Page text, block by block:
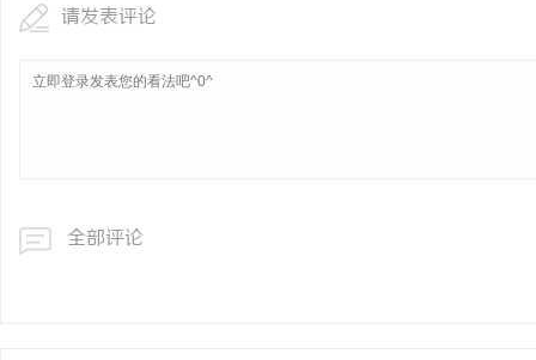
请发表评论
全部评论